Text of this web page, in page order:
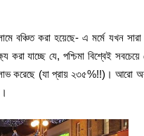
বঞ্চিত করা হয়েছে- এ মর্মে যখন সারা
করা যাচ্ছে যে, পশ্চিমা বিশ্বেই
লাভ করেছে (যা প্রায় ২৩৫%!!)। আরো